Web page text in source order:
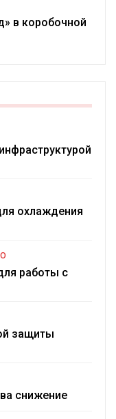
в коробочной
охлаждения
работы с
защиты
снижение